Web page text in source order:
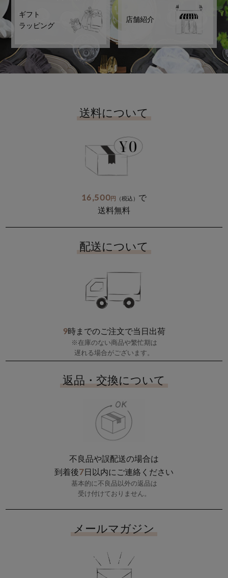
ギフト
ラッピング
店舗紹介
送料について
16,500円 （税込） で
送料無料
配送について
9時までのご注文で当日出荷
※在庫のない商品や繁忙期は
遅れる場合がございます。
返品・交換について
不良品や誤配送の場合は
到着後7日以内にご連絡ください
基本的に不良品以外の返品は
受け付けておりません。
メールマガジン